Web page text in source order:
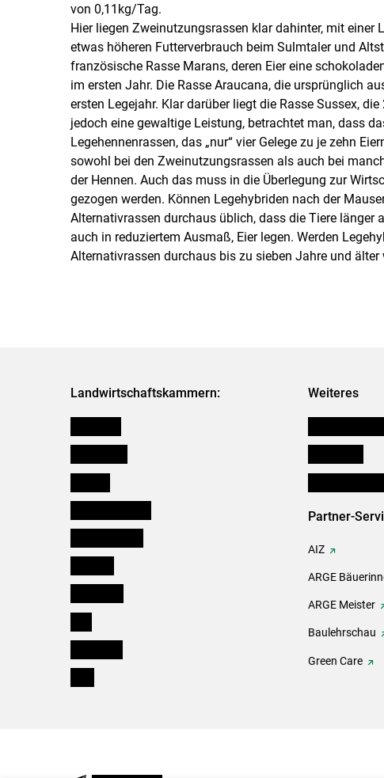
von 0,11kg/Tag.
Hier liegen Zweinutzungsrassen klar dahinter, mit
etwas höheren Futterverbrauch beim Sulmtaler und
französische Rasse Marans, deren Eier eine
im ersten Jahr. Die Rasse Araucana, die ursprünglich
ersten Legejahr. Klar darüber liegt die Rasse Sussex,
jedoch eine gewaltige Leistung, betrachtet man, dass
Legehennenrassen, das „nur“ vier Gelege zu je zehn
sowohl bei den Zweinutzungsrassen als auch bei
der Hennen. Auch das muss in die Überlegung zur
gezogen werden. Können Legehybriden nach der
Alternativrassen durchaus üblich, dass die Tiere länger
auch in reduziertem Ausmaß, Eier legen. Werden
Alternativrassen durchaus bis zu sieben Jahre und älter
Landwirtschaftskammern: Weiteres
Partner-
AIZ
ARGE
ARGE Meister
Baulehrschau
Green Care